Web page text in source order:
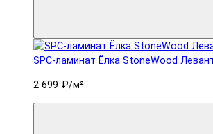
SPC-ламинат Ëлка StoneWood
2 699 ₽/м²